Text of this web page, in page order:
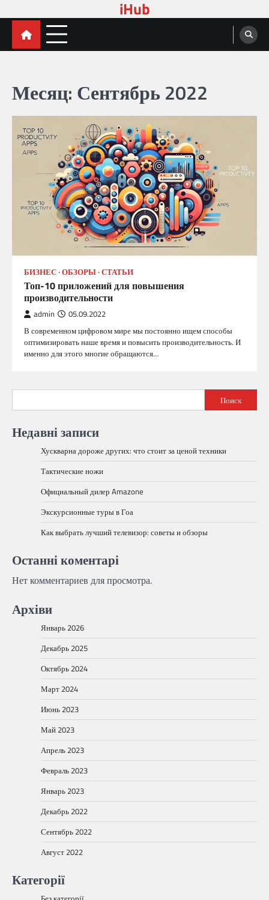
to
content
iHub
Месяц: Сентябрь 2022
БИЗНЕС ОБЗОРЫ СТАТЬИ
Топ-10 приложений для повышения
производительности
admin 05.09.2022
В современном цифровом мире мы постоянно ищем способы
оптимизировать наше время и повысить производительность. И
именно для этого многие обращаются…
Поиск
Недавні записи
Хускварна дороже других: что стоит за ценой техники
Тактические ножи
Официальный дилер Amazone
Экскурсионные туры в Гоа
Как выбрать лучший телевизор: советы и обзоры
Останні коментарі
Нет комментариев для просмотра.
Архіви
Январь 2026
Декабрь 2025
Октябрь 2024
Март 2024
Июнь 2023
Май 2023
Апрель 2023
Февраль 2023
Январь 2023
Декабрь 2022
Сентябрь 2022
Август 2022
Категорії